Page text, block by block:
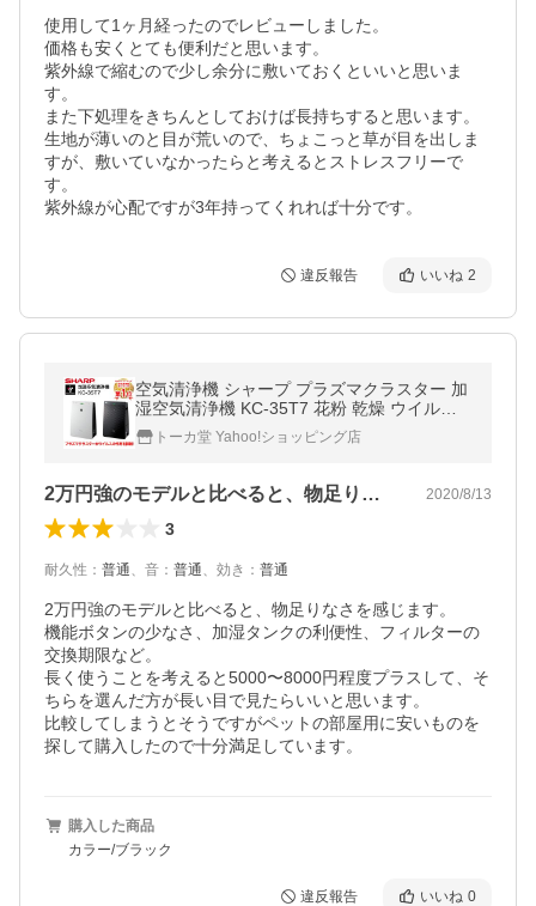
使用して1ヶ月経ったのでレビューしました。
価格も安くとても便利だと思います。
紫外線で縮むので少し余分に敷いておくといいと思いま
す。
また下処理をきちんとしておけば長持ちすると思います。
生地が薄いのと目が荒いので、ちょこっと草が目を出しま
すが、敷いていなかったらと考えるとストレスフリーで
す。
紫外線が心配ですが3年持ってくれれば十分です。
違反報告 いいね 2
空気清浄機 シャープ プラズマクラスター 加
湿空気清浄機 KC-35T7 花粉 乾燥 ウイルス
対策トーカ堂 Yahoo!ショッピング店
2万円強のモデルと比べると、物足りなさ… 2020/8/13
3
耐久性 ： 普通、 音 ： 普通、 効き ： 普通
2万円強のモデルと比べると、物足りなさを感じます。
機能ボタンの少なさ、加湿タンクの利便性、フィルターの
交換期限など。
長く使うことを考えると5000〜8000円程度プラスして、そ
ちらを選んだ方が長い目で見たらいいと思います。
比較してしまうとそうですがペットの部屋用に安いものを
探して購入したので十分満足しています。
購入した商品
カラー/ブラック
違反報告 いいね 0